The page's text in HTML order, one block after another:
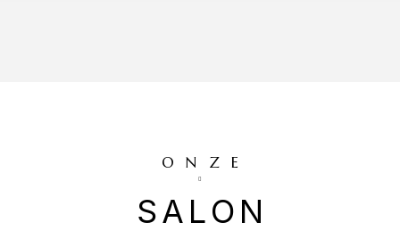
ONZE
SALON